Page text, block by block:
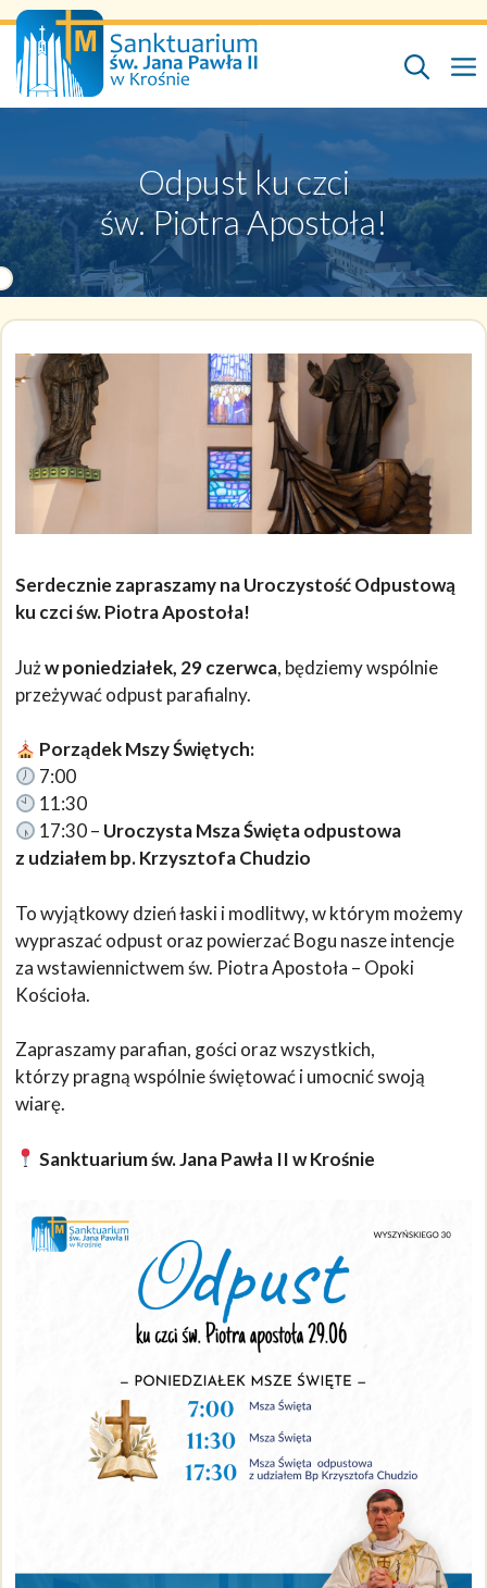
Przejdź
do
treści
Odpust ku czci
św. Piotra Apostoła!
Serdecznie zapraszamy na Uroczystość Odpustową
ku czci św. Piotra Apostoła!
Jużw poniedziałek, 29 czerwca, będziemy wspólnie
przeżywać odpust parafialny.
Porządek Mszy Świętych:
7:00
11:30
17:30 – Uroczysta Msza Święta odpustowa
z udziałem bp. Krzysztofa Chudzio
To wyjątkowy dzień łaski i modlitwy, w którym możemy
wypraszać odpust oraz powierzać Bogu nasze intencje
za wstawiennictwem św. Piotra Apostoła – Opoki
Kościoła.
Zapraszamy parafian, gości oraz wszystkich,
którzy pragną wspólnie świętować i umocnić swoją
wiarę.
Sanktuarium św. Jana Pawła II w Krośnie